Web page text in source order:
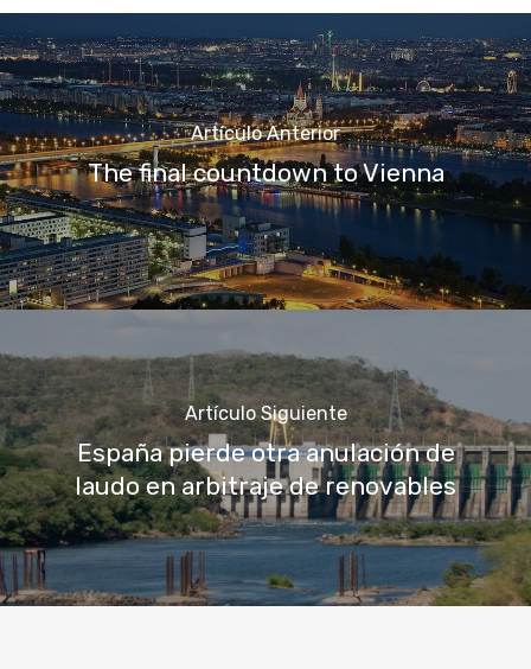
Artículo Anterior
The final countdown to Vienna
Artículo Siguiente
España pierde otra anulación de
laudo en arbitraje de renovables